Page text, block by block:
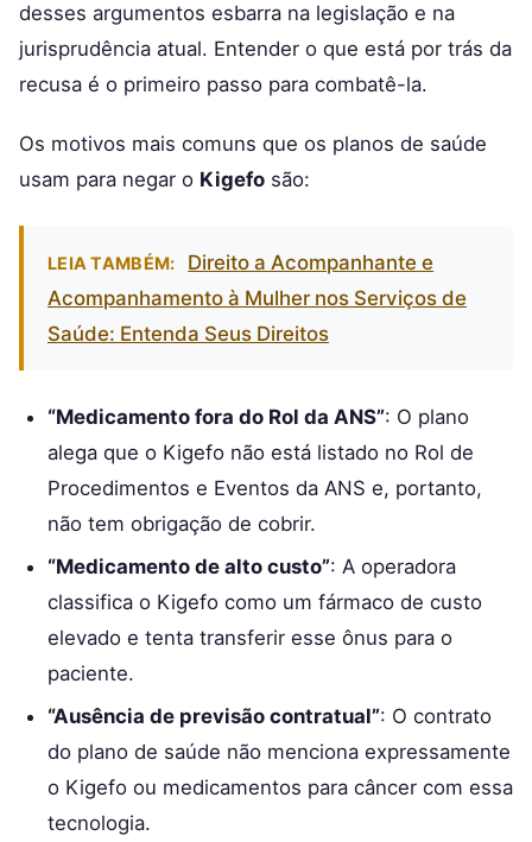
desses argumentos esbarra na legislação e na
jurisprudência atual. Entender o que está por trás da
recusa é o primeiro passo para combatê-la.
Os motivos mais comuns que os planos de saúde
usam para negar o Kigefo são:
LEIA TAMBÉM:
Direito a Acompanhante e
Acompanhamento à Mulher nos Serviços de
Saúde: Entenda Seus Direitos
“Medicamento fora do Rol da ANS”: O plano
alega que o Kigefo não está listado no Rol de
Procedimentos e Eventos da ANS e, portanto,
não tem obrigação de cobrir.
“Medicamento de alto custo”: A operadora
classifica o Kigefo como um fármaco de custo
elevado e tenta transferir esse ônus para o
paciente.
“Ausência de previsão contratual”: O contrato
do plano de saúde não menciona expressamente
o Kigefo ou medicamentos para câncer com essa
tecnologia.